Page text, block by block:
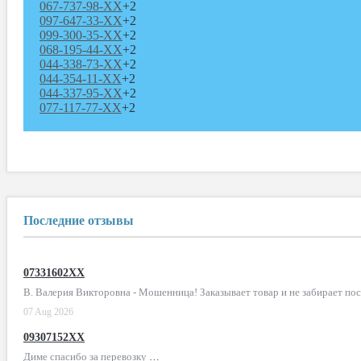
067-737-98-XX+2
097-647-33-XX+2
099-300-35-XX+2
068-195-44-XX+2
044-338-73-XX+2
044-354-11-XX+2
044-337-95-XX+2
077-117-77-XX+2
Последние отзывы
07331602XX
В. Валерия Викторовна - Мошенница! Заказывает товар и не забирает
07 Aug 2026
09307152XX
Диме спасибо за перевозку …